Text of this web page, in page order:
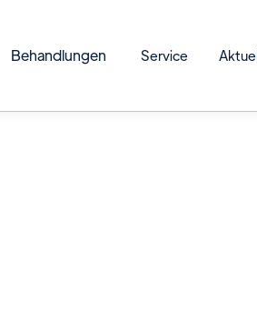
Behandlungen Service